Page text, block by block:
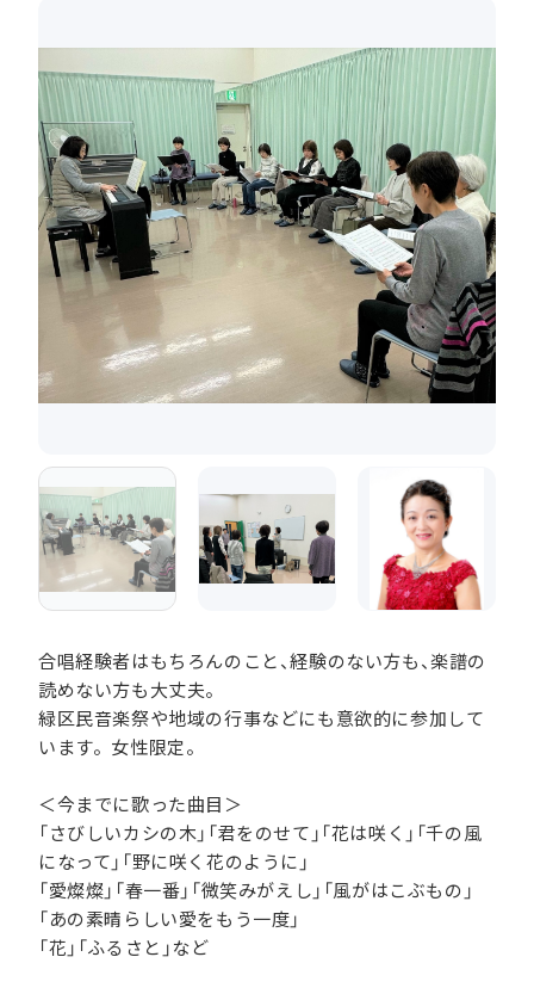
合唱経験者はもちろんのこと、経験のない方も、楽譜の
読めない方も大丈夫。
緑区民音楽祭や地域の行事などにも意欲的に参加して
います。女性限定。
＜今までに歌った曲目＞
「さびしいカシの木」「君をのせて」「花は咲く」「千の風
になって」「野に咲く花のように」
「愛燦燦」「春一番」「微笑みがえし」「風がはこぶもの」
「あの素晴らしい愛をもう一度」
「花」「ふるさと」など